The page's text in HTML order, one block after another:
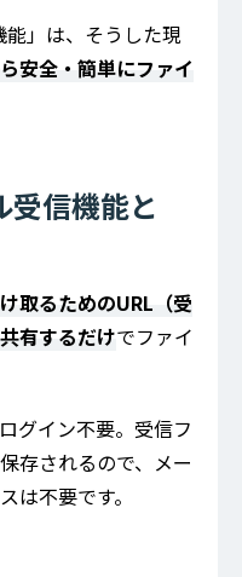
」は、そうした現
安全・簡単にファイ
信機能と
取るためのURL（受
有するだけでファイ
グイン不要。受信フ
存されるので、メー
は不要です。